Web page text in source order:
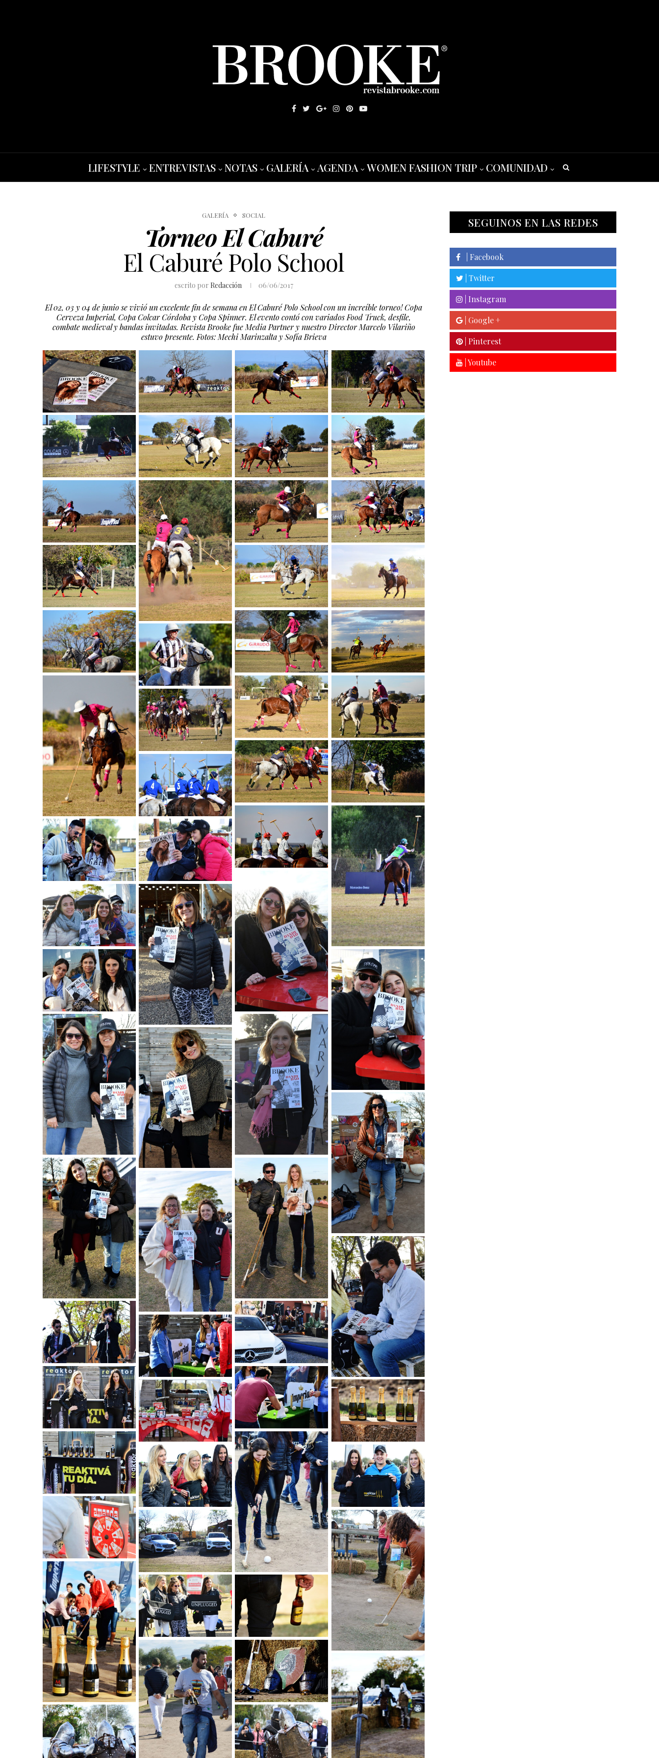
LIFESTYLE ENTREVISTAS NOTAS GALERÍA AGENDA WOMEN FASHION TRIP COMUNIDAD
GALERÍA SOCIAL
Torneo El Caburé
El Caburé Polo School
escrito por Redacción 06/06/2017
El 02, 03 y 04 de junio se vivió un excelente fin de semana en El Caburé Polo School con un increíble torneo! Copa
Cerveza Imperial, Copa Colcar Córdoba y Copa Spinner. El evento contó con variados Food Truck, desfile,
combate medieval y bandas invitadas. Revista Brooke fue Media Partner y nuestro Director Marcelo Vilariño
estuvo presente. Fotos: Mechi Marinzalta y Sofía Brieva
SEGUINOS EN LAS REDES
| Facebook
| Twitter
| Instagram
| Google +
| Pinterest
| Youtube